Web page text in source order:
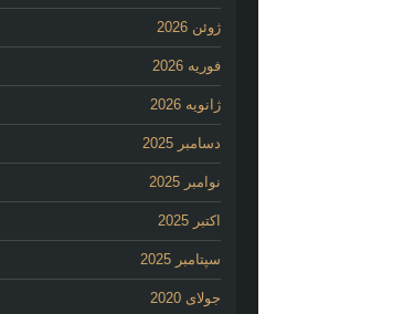
ژوئن 2026
فوریه 2026
ژانویه 2026
دسامبر 2025
نوامبر 2025
اکتبر 2025
سپتامبر 2025
جولای 2020